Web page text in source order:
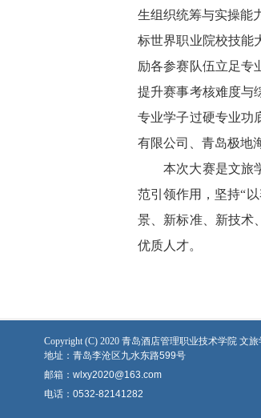
生组织统筹与实操能
标世界职业院校技能
励各参赛队伍立足专
提升赛事考核难度与
专业学子过硬专业功
有限公司、青岛极地
本次大赛是文旅
范引领作用，坚持“
景、新标准、新技术
优质人才。
Copyright (C) 2020 青岛酒店管理职业技术学院 文
地址：青岛李沧区九水东路599号
邮箱：wlxy2020@163.com
电话：0532-82141282